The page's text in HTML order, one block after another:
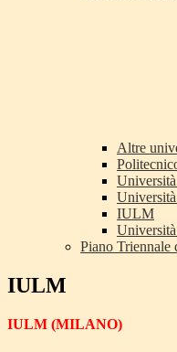
Altre
IULM
Piano Triennale
IULM
IULM (MILANO)